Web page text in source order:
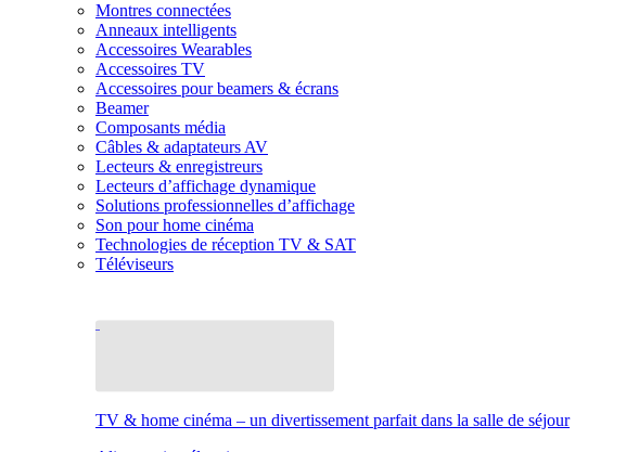
Montres connectées
Anneaux intelligents
Accessoires Wearables
Accessoires TV
Accessoires pour beamers & écrans
Beamer
Composants média
Câbles & adaptateurs AV
Lecteurs & enregistreurs
Lecteurs d’affichage dynamique
Solutions professionnelles d’affichage
Son pour home cinéma
Technologies de réception TV & SAT
Téléviseurs
TV & home cinéma – un divertissement parfait dans la salle de séjour